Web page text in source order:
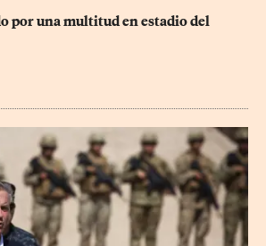
por una multitud en estadio del